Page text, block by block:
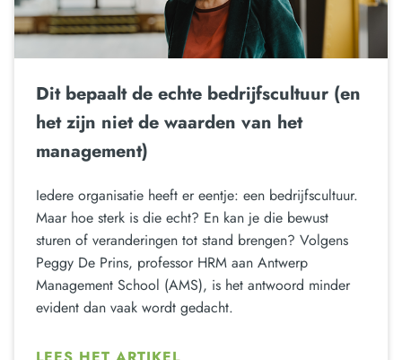
Dit bepaalt de echte bedrijfscultuur (en
het zijn niet de waarden van het
management)
Iedere organisatie heeft er eentje: een bedrijfscultuur.
Maar hoe sterk is die echt? En kan je die bewust
sturen of veranderingen tot stand brengen? Volgens
Peggy De Prins, professor HRM aan Antwerp
Management School (AMS), is het antwoord minder
evident dan vaak wordt gedacht.